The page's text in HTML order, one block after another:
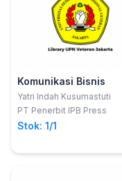
Komunikasi Bisnis
Yatri Indah Kusumastuti
PT Penerbit IPB Press
Stok: 1/1